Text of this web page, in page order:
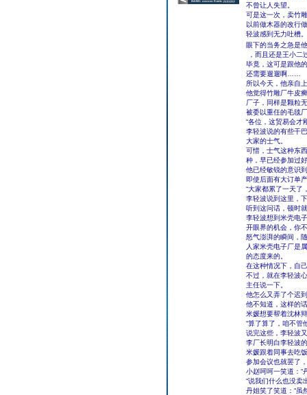
不曾让人失望。
可是这一次，卖竹
以前做木器的改行
轻波感到无力吐槽。
眼下的当务之急是
，而且还是王小二
毕竟，这可是跟他
还需要遛遛啊……
所以今天，他亲自
他觉得竹雕厂牛皮
厂子，同样是颗粒
被委以重任的毛毯
“各位，这贸易会才
李轻波说的有些干
大家的士气。
可惜，士气这种东
种，早已经参加过
他已经敏锐的意识
即使后面有大订单
“大家都累了一天了
李轻波说到这里，
听到这问话，顿时
李轻波想到米壳电
开眼界的机会，你
怒气澎湃的瞬间，
人家米壳电子厂是
的态度来的。
在这种情况下，自
不过，就在李轻波
主任说一下。
他怎么又弄了个迟
他不知道，这样的
米媛想要帮着沈林
“算了算了，咱不管
说完这些，李轻波
李厂长明白李轻波
米媛跟着同事去吃
参加会议也就罢了
小赵呵呵一笑道：“
“说我们什么也没卖
丹姐笑了笑道：“虽